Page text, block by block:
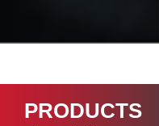
PRODUCTS